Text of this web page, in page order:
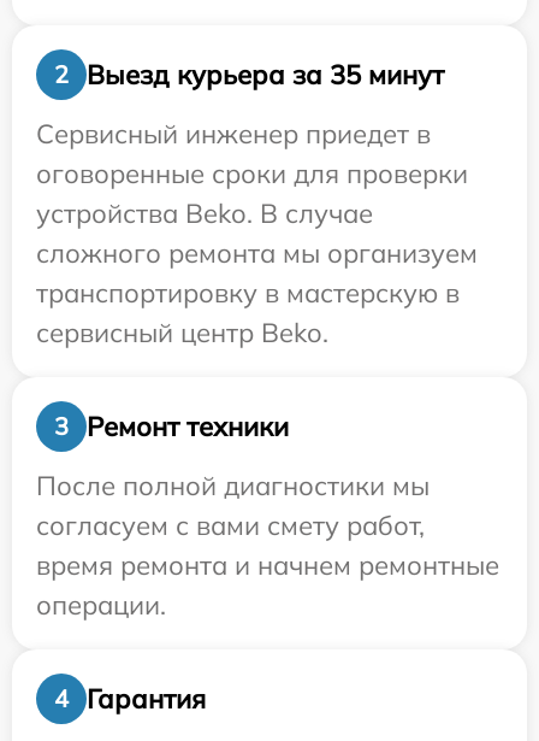
2
Выезд курьера за 35 минут
Сервисный инженер приедет в
оговоренные сроки для проверки
устройства Beko. В случае
сложного ремонта мы организуем
транспортировку в мастерскую в
сервисный центр Beko.
3
Ремонт техники
После полной диагностики мы
согласуем с вами смету работ,
время ремонта и начнем ремонтные
операции.
4 Гарантия